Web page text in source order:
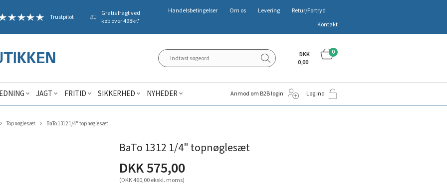
Trustpilot
Gratis fragt ved
køb over 498kr.*
Handelsbetingelser Om os Levering
Retur/Fortryd
Kontakt
0
DKK
0,00
JAGT FRITID SIKKERHED NYHEDER Anmod om B2B login Log ind
Topnøglesæt BaTo 1312 1/4" topnøglesæt
BaTo 1312 1/4" topnøglesæt
DKK 575,00
(DKK 460,00 ekskl. moms)